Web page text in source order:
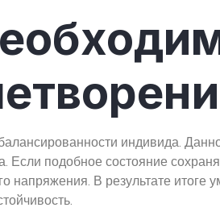
индивида.
подобное состояние
напряжения. В результате итоге